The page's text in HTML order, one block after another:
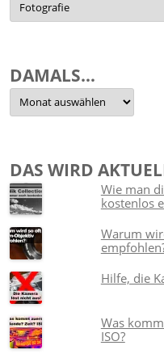
Themen
sortiert
DAMALS…
Damals…
DAS WIRD
Wie man
kostenlos
Warum
Hilfe, die
Was
ISO?